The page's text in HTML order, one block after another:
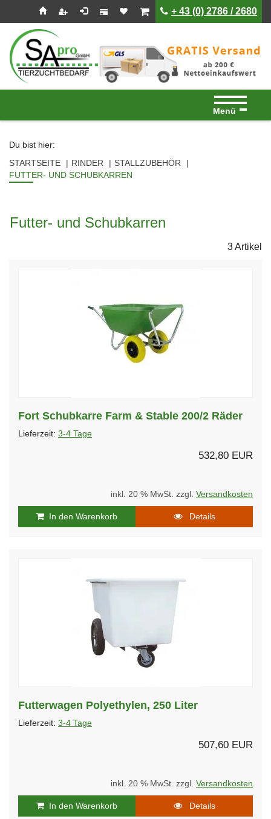
Seitenebreiche:
ist leerist leer+ 43 (0) 2786 / 2680
Menü
Du bist hier:
STARTSEITE
RINDER
STALLZUBEHÖR
FUTTER- UND SCHUBKARREN
Futter- und Schubkarren
3 Artikel
Fort Schubkarre Farm & Stable 200/2 Räder
Lieferzeit: 3-4 Tage
532,80 EUR
inkl. 20 % MwSt. zzgl. Versandkosten
In den Warenkorb Details
Futterwagen Polyethylen, 250 Liter
Lieferzeit: 3-4 Tage
507,60 EUR
inkl. 20 % MwSt. zzgl. Versandkosten
In den Warenkorb Details